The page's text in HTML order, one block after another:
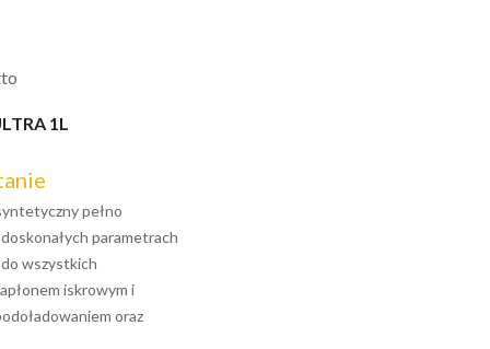
1L
pełno
parametrach
wszystkich
iskrowym i
oraz